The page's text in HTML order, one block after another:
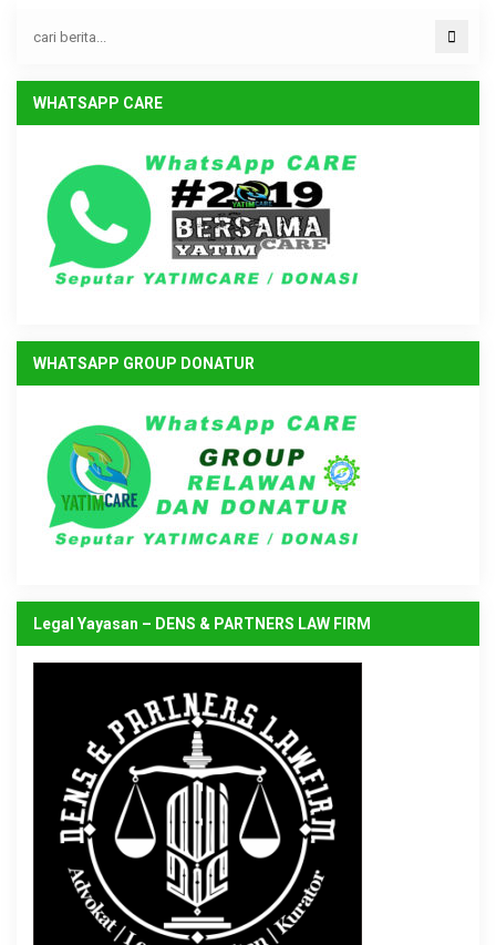
WHATSAPP CARE
WHATSAPP GROUP DONATUR
Legal Yayasan – DENS & PARTNERS LAW FIRM